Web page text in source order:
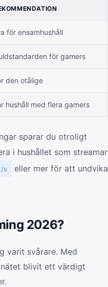
för ensamhushåll
för gamers
den otålige
hushåll med flera gamers
sparar du otroligt
i hushållet som streamar
s
eller mer för att undvika
2026?
varit svårare. Med
blivit ett värdigt